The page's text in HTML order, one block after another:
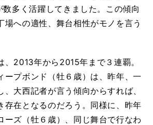
多く活躍してきました。この傾向
場への適性、舞台相性がモノを言う
2013年から2015年まで３連覇。
ープボンド（牡６歳）は、昨年、一
、大西記者が言う傾向からすれば、
存在となるのだろう。同様に、昨年
ーズ（牡６歳）、同じ舞台で行なわ